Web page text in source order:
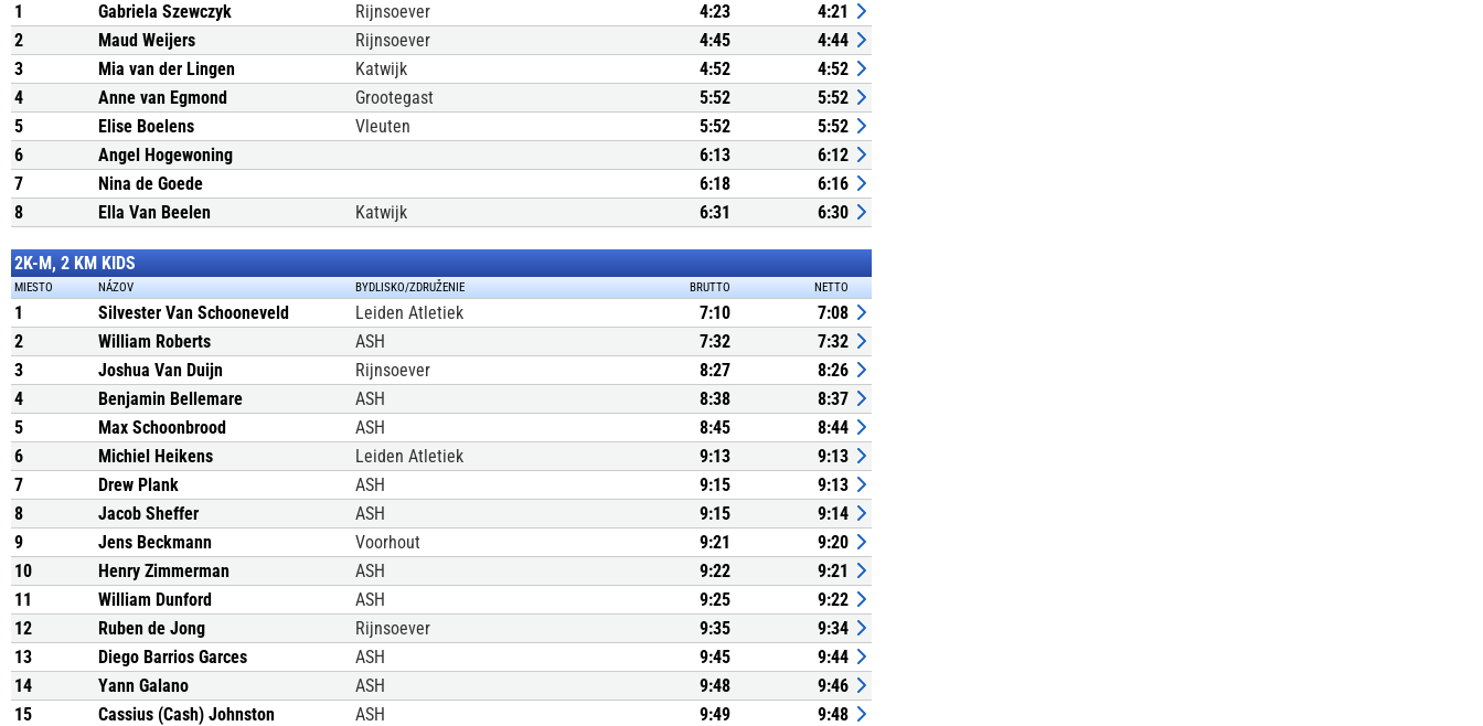
1 Gabriela Szewczyk Rijnsoever 4:23
4:21
2
Maud Weijers Rijnsoever 4:45
4:44
3
Mia van der Lingen Katwijk 4:52
4:52
4
Anne van Egmond Grootegast 5:52
5:52
5
Elise Boelens Vleuten 5:52
5:52
6
Angel Hogewoning 6:13
6:12
7
Nina de Goede 6:18
6:16
8
Ella Van Beelen Katwijk 6:31 6:30
2K-M, 2 KM KIDS
MIESTO NÁZOV BYDLISKO/ZDRUŽENIE BRUTTO NETTO
1 Silvester Van Schooneveld Leiden Atletiek 7:10
7:08
2
William Roberts ASH 7:32
7:32
3
Joshua Van Duijn Rijnsoever 8:27
8:26
4
Benjamin Bellemare ASH 8:38
8:37
5
Max Schoonbrood ASH 8:45
8:44
6
Michiel Heikens Leiden Atletiek 9:13
9:13
7
Drew Plank ASH 9:15
9:13
8
Jacob Sheffer ASH 9:15
9:14
9
Jens Beckmann Voorhout 9:21
9:20
10
Henry Zimmerman ASH 9:22
9:21
11
William Dunford ASH 9:25
9:22
12
Ruben de Jong Rijnsoever 9:35
9:34
13
Diego Barrios Garces ASH 9:45
9:44
14
Yann Galano ASH 9:48
9:46
15
Cassius (Cash) Johnston ASH 9:49
9:48